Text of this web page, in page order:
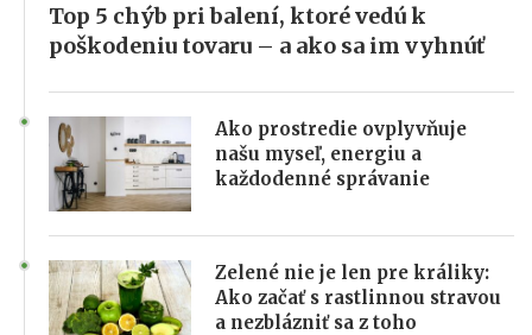
Top 5 chýb pri balení, ktoré vedú k
poškodeniu tovaru – a ako sa im vyhnúť
Ako prostredie ovplyvňuje
našu myseľ, energiu a
každodenné správanie
Zelené nie je len pre králiky:
Ako začať s rastlinnou stravou
a nezblázniť sa z toho